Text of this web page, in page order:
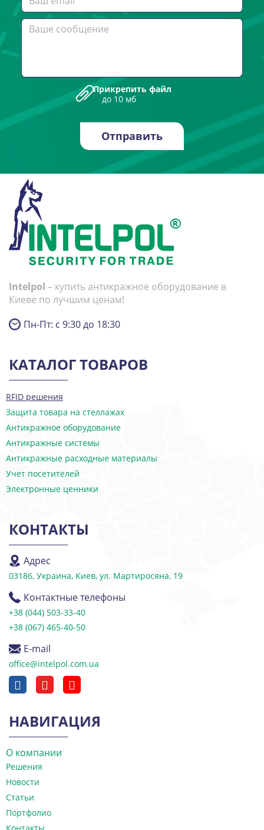
Прикрепить файл
до 10 мб
Intelpol – купить антикражное оборудование в
Киеве по лучшим ценам!
Пн-Пт: с 9:30 до 18:30
КАТАЛОГ ТОВАРОВ
RFID решения
Защита товара на стеллажах
Антикражное оборудование
Антикражные системы
Антикражные расходные материалы
Учет посетителей
Электронные ценники
КОНТАКТЫ
Адрес
03186, Украина, Киев, ул. Мартиросяна, 19
Контактные телефоны
+38 (044) 503-33-40
+38 (067) 465-40-50
E-mail
office@intelpol.com.ua
НАВИГАЦИЯ
О компании
Решения
Новости
Статьи
Портфолио